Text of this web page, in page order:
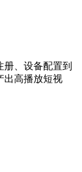
、设备配置到
出高播放短视